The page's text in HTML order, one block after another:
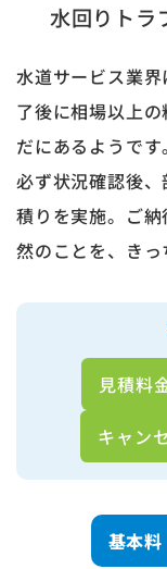
水回りトラ
水道サービス業
了後に相場以上
だにあるようです
必ず状況確認後
積りを実施。ご
然のことを、きっ
見積料
キャン
基本料